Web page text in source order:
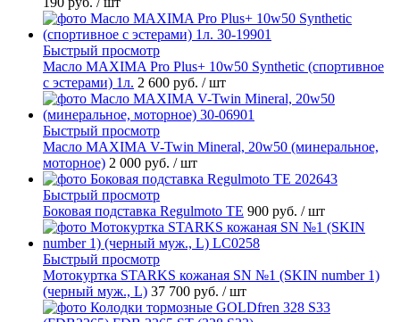
Быстрый просмотр
Масло MAXIMA Pro Plus+ 10w50 Synthetic (спортивное
с эстерами) 1л. 2 600 руб. / шт
Быстрый просмотр
Масло MAXIMA V-Twin Mineral, 20w50 (минеральное,
моторное) 2 000 руб. / шт
Быстрый просмотр
Боковая подставка Regulmoto TE 900 руб. / шт
Быстрый просмотр
Мотокуртка STARKS кожаная SN №1 (SKIN number 1)
(черный муж., L) 37 700 руб. / шт